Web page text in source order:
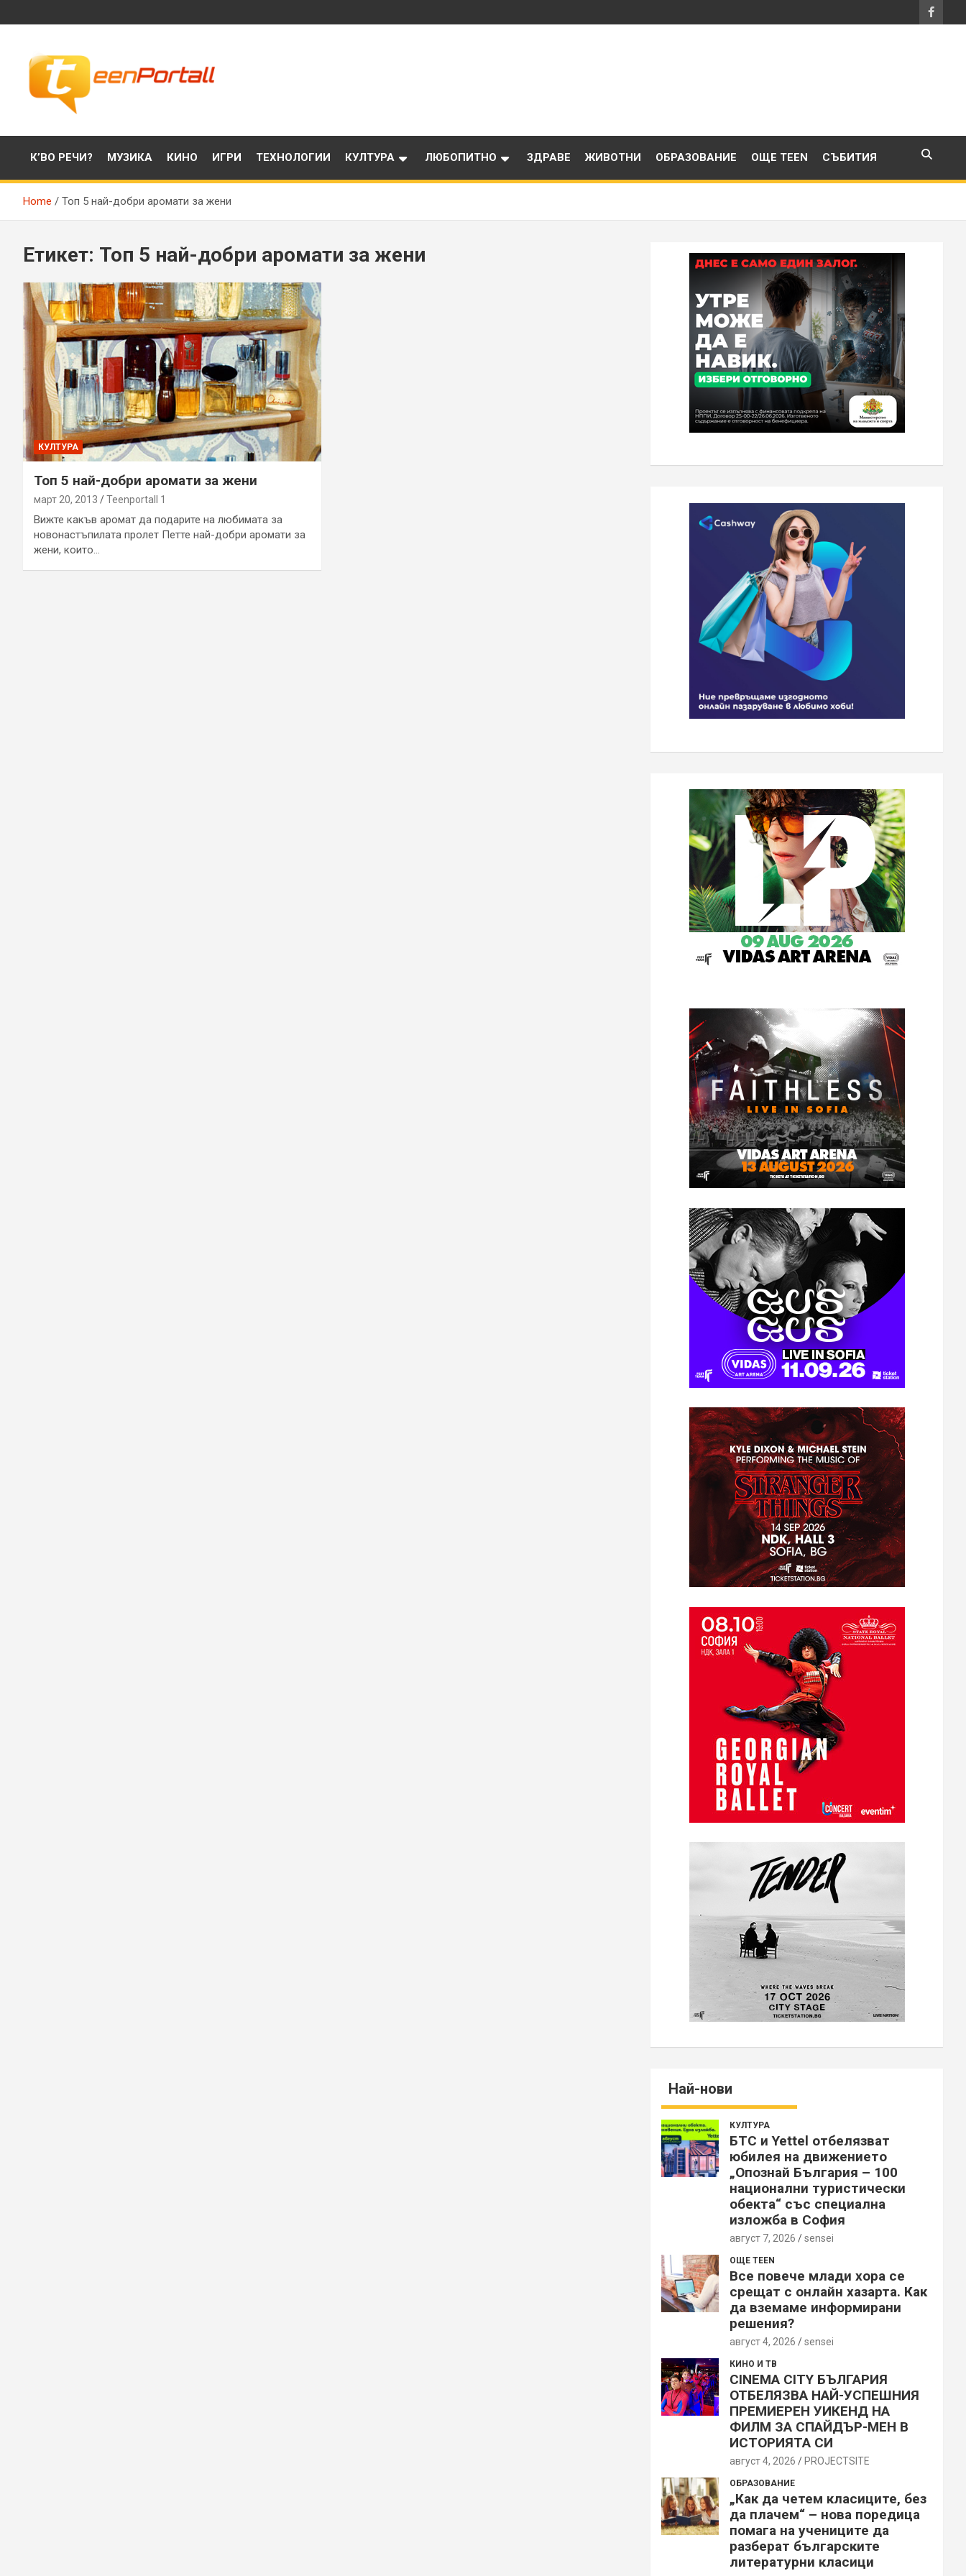
to
TeenPortall
К’ВО РЕЧИ? МУЗИКА КИНО ИГРИ ТЕХНОЛОГИИ КУЛТУРА ЛЮБОПИТНО ЗДРАВЕ ЖИВОТНИ ОБРАЗОВАНИЕ ОЩЕ TEEN СЪБИТИЯ
Home Топ 5 най-добри аромати за жени
Етикет: Топ 5 най-добри аромати за жени
КУЛТУРА
Топ 5 най-добри аромати за жени
март 20, 2013 Teenportall 1
Вижте какъв аромат да подарите на любимата за
новонастъпилата пролет Петте най-добри аромати за
жени, които…
Най-нови
КУЛТУРА
БТС и Yettel отбелязват
юбилея на движението
„Опознай България – 100
национални туристически
обекта“ със специална
изложба в София
август 7, 2026 sensei
ОЩЕ TEEN
Все повече млади хора се
срещат с онлайн хазарта. Как
да вземаме информирани
решения?
август 4, 2026 sensei
КИНО И ТВ
CINEMA CITY БЪЛГАРИЯ
ОТБЕЛЯЗВА НАЙ-УСПЕШНИЯ
ПРЕМИЕРЕН УИКЕНД НА
ФИЛМ ЗА СПАЙДЪР-МЕН В
ИСТОРИЯТА СИ
август 4, 2026 PROJECTSITЕ
ОБРАЗОВАНИЕ
„Как да четем класиците, без
да плачем“ – нова поредица
помага на учениците да
разберат българските
литературни класици